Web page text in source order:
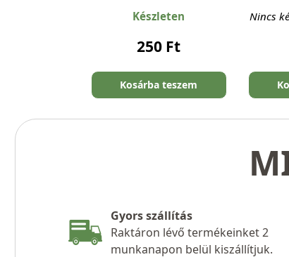
Készleten
250 Ft
Kosárba teszem
Nincs
Gyors szállítás
Raktáron lévő termékeinket 2
munkanapon belül kiszállítjuk.